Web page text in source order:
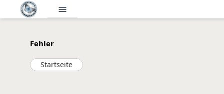
menu
Fehler
Startseite